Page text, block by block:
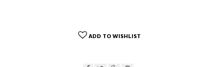
ADD TO WISHLIST